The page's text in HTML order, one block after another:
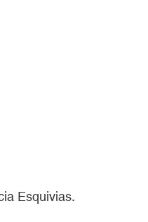
Esquivias.